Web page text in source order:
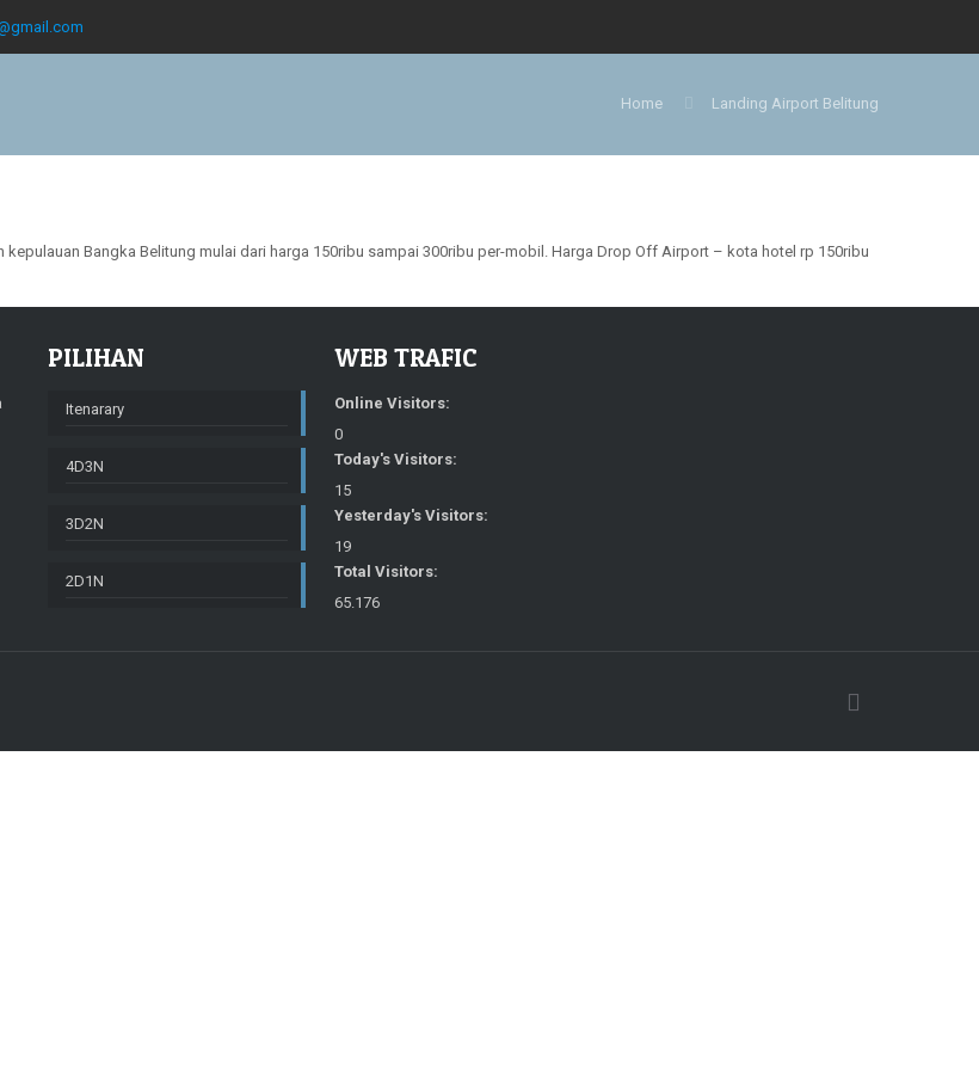
Home Landing Airport Belitung
Bangka Belitung mulai dari harga 150ribu sampai 300ribu per-mobil. Harga Drop Off Airport – kota hotel rp 150ribu
PILIHAN
Itenarary
4D3N
3D2N
2D1N
WEB TRAFIC
Online Visitors:
0
Today's Visitors:
15
Yesterday's Visitors:
19
Total Visitors:
65.176